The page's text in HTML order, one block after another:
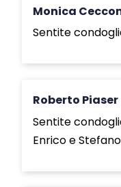
Monica
Sentite
Roberto Piaser
Sentite
Enrico e